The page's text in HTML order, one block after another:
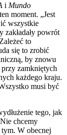
i Mundo
moment. „Jest
wszystkie
powrót
to
się to zrobić
by znowu
przy zamkniętych
każdego kraju.
musi być
tego, jak
chcemy
W obecnej